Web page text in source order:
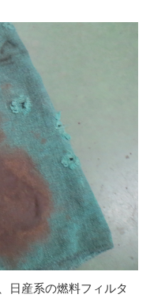
日産系の燃料フィルタ